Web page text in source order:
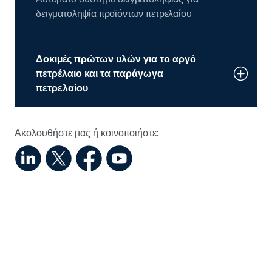
δειγματοληψία προϊόντων πετρελαίου
Δοκιμές πρώτων υλών για το αργό
πετρέλαιο και τα παράγωγα
πετρελαίου
Ακολουθήστε μας ή κοινοποιήστε: